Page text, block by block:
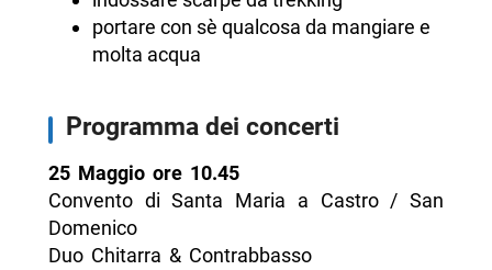
portare con sè qualcosa da mangiare e
molta acqua
Programma dei concerti
25 Maggio ore 10.45
Convento di Santa Maria a Castro / San
Domenico
Duo Chitarra & Contrabbasso